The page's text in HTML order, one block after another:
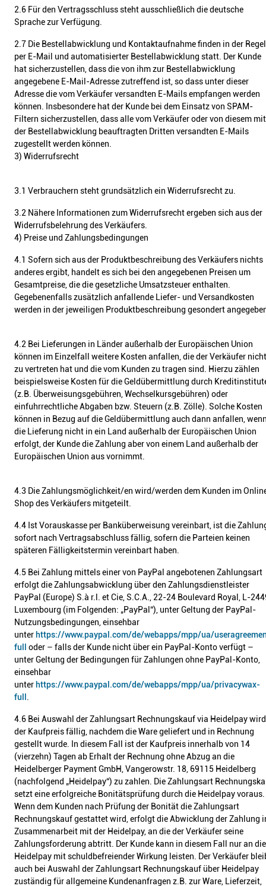
2.6 Für den Vertragsschluss steht ausschließlich die deutsche
Sprache zur Verfügung.
2.7 Die Bestellabwicklung und Kontaktaufnahme finden in der Regel
per E-Mail und automatisierter Bestellabwicklung statt. Der Kunde
hat sicherzustellen, dass die von ihm zur Bestellabwicklung
angegebene E-Mail-Adresse zutreffend ist, so dass unter dieser
Adresse die vom Verkäufer versandten E-Mails empfangen werden
können. Insbesondere hat der Kunde bei dem Einsatz von SPAM-
Filtern sicherzustellen, dass alle vom Verkäufer oder von diesem mit
der Bestellabwicklung beauftragten Dritten versandten E-Mails
zugestellt werden können.
3) Widerrufsrecht
3.1 Verbrauchern steht grundsätzlich ein Widerrufsrecht zu.
3.2 Nähere Informationen zum Widerrufsrecht ergeben sich aus der
Widerrufsbelehrung des Verkäufers.
4) Preise und Zahlungsbedingungen
4.1 Sofern sich aus der Produktbeschreibung des Verkäufers nichts
anderes ergibt, handelt es sich bei den angegebenen Preisen um
Gesamtpreise, die die gesetzliche Umsatzsteuer enthalten.
Gegebenenfalls zusätzlich anfallende Liefer- und Versandkosten
werden in der jeweiligen Produktbeschreibung gesondert
4.2 Bei Lieferungen in Länder außerhalb der Europäischen Union
können im Einzelfall weitere Kosten anfallen, die der Verkäufer nicht
zu vertreten hat und die vom Kunden zu tragen sind. Hierzu zählen
beispielsweise Kosten für die Geldübermittlung durch
(z.B. Überweisungsgebühren, Wechselkursgebühren) oder
einfuhrrechtliche Abgaben bzw. Steuern (z.B. Zölle). Solche Kosten
können in Bezug auf die Geldübermittlung auch dann anfallen,
die Lieferung nicht in ein Land außerhalb der Europäischen Union
erfolgt, der Kunde die Zahlung aber von einem Land außerhalb der
Europäischen Union aus vornimmt.
4.3 Die Zahlungsmöglichkeit/en wird/werden dem Kunden im
Shop des Verkäufers mitgeteilt.
4.4 Ist Vorauskasse per Banküberweisung vereinbart, ist die
sofort nach Vertragsabschluss fällig, sofern die Parteien keinen
späteren Fälligkeitstermin vereinbart haben.
4.5 Bei Zahlung mittels einer von PayPal angebotenen Zahlungsart
erfolgt die Zahlungsabwicklung über den Zahlungsdienstleister
PayPal (Europe) S.à r.l. et Cie, S.C.A., 22-24 Boulevard Royal, L-
Luxembourg (im Folgenden: „PayPal“), unter Geltung der PayPal-
Nutzungsbedingungen, einsehbar
unter https://www.paypal.com/de/webapps/mpp/ua/
full
oder – falls der Kunde nicht über ein PayPal-Konto verfügt –
unter Geltung der Bedingungen für Zahlungen ohne PayPal-Konto,
einsehbar
unter https://www.paypal.com/de/webapps/mpp/ua/privacywax-
full .
4.6 Bei Auswahl der Zahlungsart Rechnungskauf via Heidelpay wird
der Kaufpreis fällig, nachdem die Ware geliefert und in Rechnung
gestellt wurde. In diesem Fall ist der Kaufpreis innerhalb von 14
(vierzehn) Tagen ab Erhalt der Rechnung ohne Abzug an die
Heidelberger Payment GmbH, Vangerowstr. 18, 69115 Heidelberg
(nachfolgend „Heidelpay“) zu zahlen. Die Zahlungsart
setzt eine erfolgreiche Bonitätsprüfung durch die Heidelpay voraus.
Wenn dem Kunden nach Prüfung der Bonität die Zahlungsart
Rechnungskauf gestattet wird, erfolgt die Abwicklung der Zahlung
Zusammenarbeit mit der Heidelpay, an die der Verkäufer seine
Zahlungsforderung abtritt. Der Kunde kann in diesem Fall nur an die
Heidelpay mit schuldbefreiender Wirkung leisten. Der Verkäufer
auch bei Auswahl der Zahlungsart Rechnungskauf über Heidelpay
zuständig für allgemeine Kundenanfragen z.B. zur Ware, Lieferzeit,